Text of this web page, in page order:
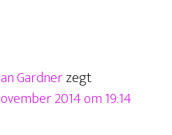
Gardnerzegt
2014 om 19:14